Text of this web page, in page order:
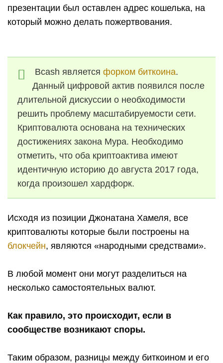
презентации был оставлен адрес кошелька, на
который можно делать пожертвования.
Bcash является форком биткоина.
Данный цифровой актив появился после
длительной дискуссии о необходимости
решить проблему масштабируемости сети.
Криптовалюта основана на технических
достижениях закона Мура. Необходимо
отметить, что оба криптоактива имеют
идентичную историю до августа 2017 года,
когда произошел хардфорк.
Исходя из позиции Джонатана Хамеля, все
криптовалюты которые были построены на
блокчейн, являются «народными средствами».
В любой момент они могут разделиться на
несколько самостоятельных валют.
Как правило, это происходит, если в
сообществе возникают споры.
Таким образом, разницы между биткоином и его